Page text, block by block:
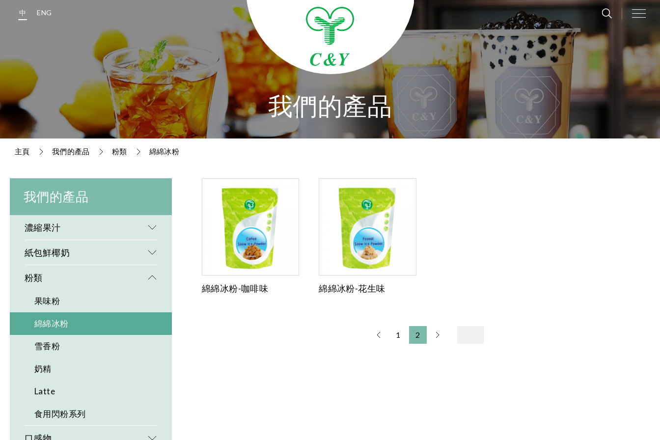
ENG
中
我們的產品
主頁 我們的產品 粉類 綿綿冰粉
我們的產品
濃縮果汁
紙包鮮椰奶
粉類
果味粉
綿綿冰粉
雪香粉
奶精
Latte
食用閃粉系列
綿綿冰粉-咖啡味 綿綿冰粉-花生味
1 2